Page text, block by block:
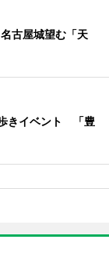
古屋城望む「天
きイベント 「豊